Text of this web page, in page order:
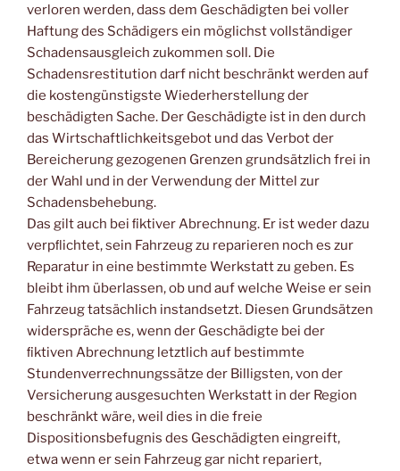
verloren werden, dass dem Geschädigten bei voller
Haftung des Schädigers ein möglichst vollständiger
Schadensausgleich zukommen soll. Die
Schadensrestitution darf nicht beschränkt werden auf
die kostengünstigste Wiederherstellung der
beschädigten Sache. Der Geschädigte ist in den durch
das Wirtschaftlichkeitsgebot und das Verbot der
Bereicherung gezogenen Grenzen grundsätzlich frei in
der Wahl und in der Verwendung der Mittel zur
Schadensbehebung.
Das gilt auch bei ﬁktiver Abrechnung. Er ist weder dazu
verpﬂichtet, sein Fahrzeug zu reparieren noch es zur
Reparatur in eine bestimmte Werkstatt zu geben. Es
bleibt ihm überlassen, ob und auf welche Weise er sein
Fahrzeug tatsächlich instandsetzt. Diesen Grundsätzen
widerspräche es, wenn der Geschädigte bei der
ﬁktiven Abrechnung letztlich auf bestimmte
Stundenverrechnungssätze der Billigsten, von der
Versicherung ausgesuchten Werkstatt in der Region
beschränkt wäre, weil dies in die freie
Dispositionsbefugnis des Geschädigten eingreift,
etwa wenn er sein Fahrzeug gar nicht repariert,